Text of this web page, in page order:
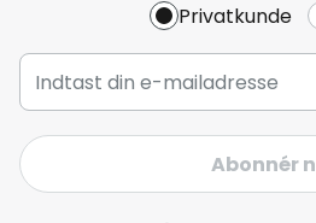
Privatkunde
Abonnér